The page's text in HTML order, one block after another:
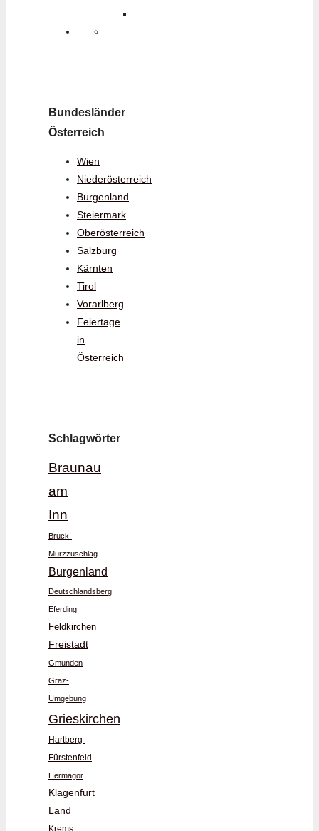
Bundesländer
Österreich
Wien
Niederösterreich
Burgenland
Steiermark
Oberösterreich
Salzburg
Kärnten
Tirol
Vorarlberg
Feiertage
in
Österreich
Schlagwörter
Braunau
am
Inn
Bruck-
Mürzzuschlag
Burgenland
Deutschlandsberg
Eferding
Feldkirchen
Freistadt
Gmunden
Graz-
Umgebung
Grieskirchen
Hartberg-
Fürstenfeld
Hermagor
Klagenfurt
Land